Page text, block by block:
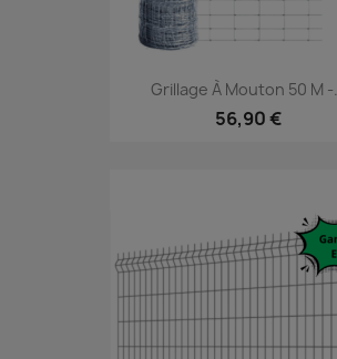
Grillage À Mouton 50 M -...
56,90 €